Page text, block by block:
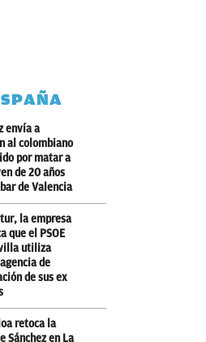
envía a
al colombiano
por matar a
de 20 años
de Valencia
la empresa
que el PSOE
utiliza
de
de sus ex
retoca la
Sánchez en La